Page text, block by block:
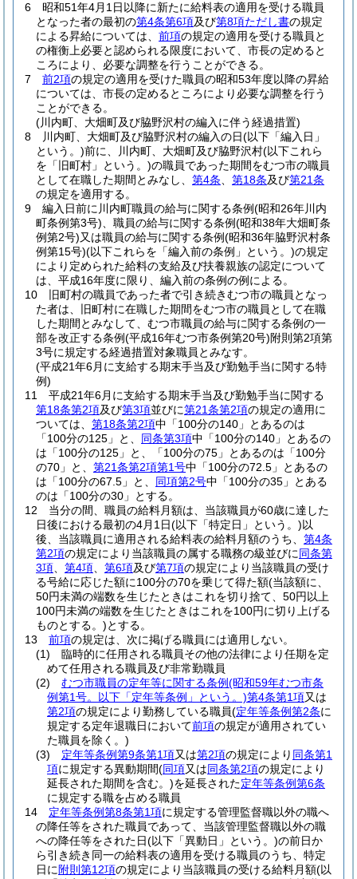
6
昭和51年4月1日以降に新たに給料表の適用を受ける職員
となった者の最初の第4条第6項及び第8項ただし書の規定
による昇給については、 前項の規定の適用を受ける職員と
の権衡上必要と認められる限度において、市長の定めると
ころにより、必要な調整を行うことができる。
7
前2項の規定の適用を受けた職員の昭和53年度以降の昇給
については、市長の定めるところにより必要な調整を行う
ことができる。
(川内町、大畑町及び脇野沢村の編入に伴う経過措置)
8
川内町、大畑町及び脇野沢村の編入の日(以下「編入日」
という。)前に、川内町、大畑町及び脇野沢村(以下これら
を「旧町村」という。)の職員であった期間をむつ市の職員
として在職した期間とみなし、 第4条 第18条及び第21条
の規定を適用する。
9
編入日前に川内町職員の給与に関する条例(昭和26年川内
町条例第3号) 、職員の給与に関する条例(昭和38年大畑町条
例第2号)又は職員の給与に関する条例(昭和36年脇野沢村条
例第15号)(以下これらを「編入前の条例」という。)の規定
により定められた給料の支給及び扶養親族の認定について
は、平成16年度に限り、編入前の条例の例による。
10
旧町村の職員であった者で引き続きむつ市の職員となっ
た者は、旧町村に在職した期間をむつ市の職員として在職
した期間とみなして、むつ市職員の給与に関する条例の一
部を改正する条例(平成16年むつ市条例第20号)附則第2項第
3号に規定する経過措置対象職員とみなす。
(平成21年6月に支給する期末手当及び勤勉手当に関する特
例)
11
平成21年6月に支給する期末手当及び勤勉手当に関する
第18条第2項及び第3項並びに第21条第2項の規定の適用に
ついては、 第18条第2項中「100分の140」とあるのは
「100分の125」と、 同条第3項中「100分の140」とあるの
は「100分の125」と、「100分の75」とあるのは「100分
の70」と、 第21条第2項第1号中「100分の72.5」とあるの
は「100分の67.5」と、 同項第2号中「100分の35」とある
のは「100分の30」とする。
12
当分の間、職員の給料月額は、当該職員が60歳に達した
日後における最初の4月1日(以下「特定日」という。)以
後、当該職員に適用される給料表の給料月額のうち、 第4条
第2項の規定により当該職員の属する職務の級並びに同条第
3項
第4項 第6項及び第7項の規定により当該職員の受け
る号給に応じた額に100分の70を乗じて得た額(当該額に、
50円未満の端数を生じたときはこれを切り捨て、50円以上
100円未満の端数を生じたときはこれを100円に切り上げる
ものとする。)とする。
13
前項の規定は、次に掲げる職員には適用しない。
(1)
臨時的に任用される職員その他の法律により任期を定
めて任用される職員及び非常勤職員
(2)
むつ市職員の定年等に関する条例(昭和59年むつ市条
例第1号。以下「定年等条例」という。)第4条第1項又は
第2項の規定により勤務している職員(定年等条例第2条に
規定する定年退職日において前項の規定が適用されてい
た職員を除く。)
(3)
定年等条例第9条第1項又は第2項の規定により 同条第1
項に規定する異動期間(同項又は同条第2項の規定により
延長された期間を含む。)を延長された定年等条例第6条
に規定する職を占める職員
14
定年等条例第8条第1項に規定する管理監督職以外の職へ
の降任等をされた職員であって、当該管理監督職以外の職
への降任等をされた日(以下「異動日」という。)の前日か
ら引き続き同一の給料表の適用を受ける職員のうち、特定
日に 附則第12項の規定により当該職員の受ける給料月額(以